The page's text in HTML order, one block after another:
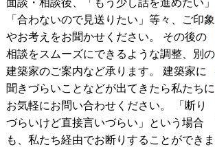
面談・相談後、「もう少し話を進めたい」
「合わないので見送りたい」等々、ご印象
やお考えをお聞かせください。 その後の
相談をスムーズにできるような調整、別の
建築家のご案内など承ります。
建築家に
聞きづらいことなどが出てきたら私たちに
お気軽にお問い合わせください。
「断り
づらいけど直接言いづらい」という場合
も、私たち経由でお断りすることができま